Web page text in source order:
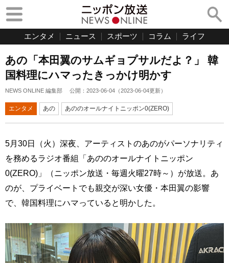
エンタメ ニュース スポーツ コラム ライフ
あの「本田翼のサムギョプサルだよ？」 韓
国料理にハマったきっかけ明かす
NEWS ONLINE 編集部 公開： 2023-06-04 （2023-06-04更新）
エンタメ あの あののオールナイトニッポン0(ZERO)
5月30日（火）深夜、アーティストのあのがパーソナリティ
を務めるラジオ番組「あののオールナイトニッポン
0(ZERO)」（ニッポン放送・毎週火曜27時～）が放送。あ
のが、プライベートでも親交が深い女優・本田翼の影響
で、韓国料理にハマっていると明かした。